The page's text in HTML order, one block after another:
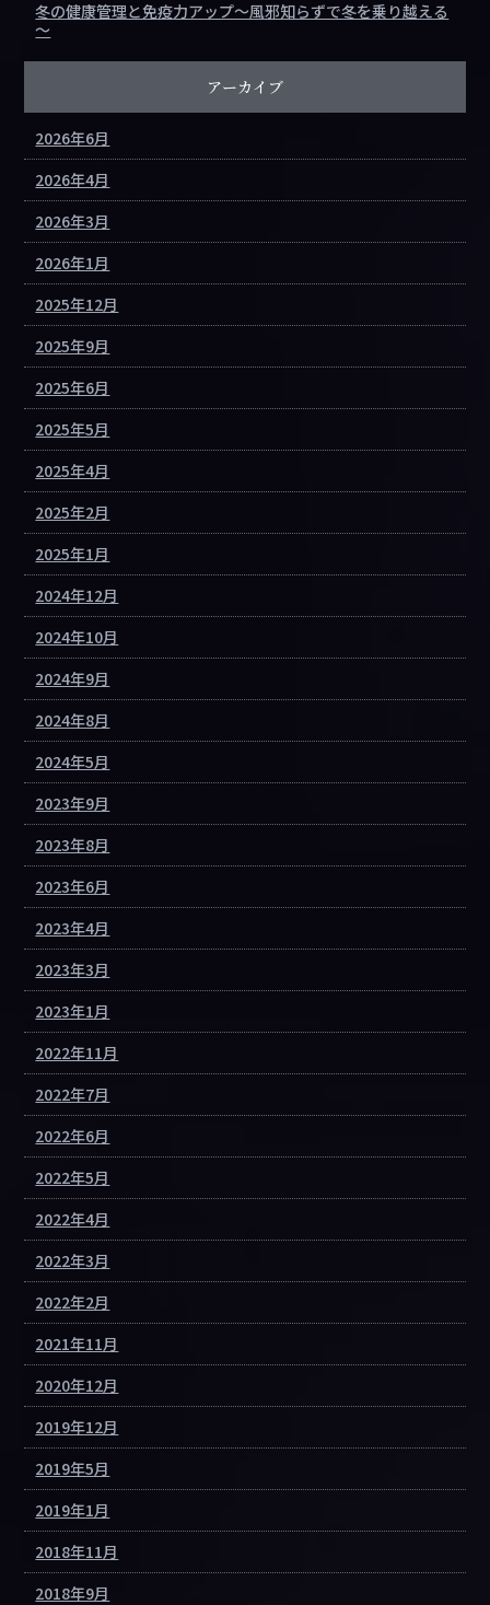
冬の健康管理と免疫力アップ～風邪知らずで冬を乗り越える
～
アーカイブ
2026年6月
2026年4月
2026年3月
2026年1月
2025年12月
2025年9月
2025年6月
2025年5月
2025年4月
2025年2月
2025年1月
2024年12月
2024年10月
2024年9月
2024年8月
2024年5月
2023年9月
2023年8月
2023年6月
2023年4月
2023年3月
2023年1月
2022年11月
2022年7月
2022年6月
2022年5月
2022年4月
2022年3月
2022年2月
2021年11月
2020年12月
2019年12月
2019年5月
2019年1月
2018年11月
2018年9月